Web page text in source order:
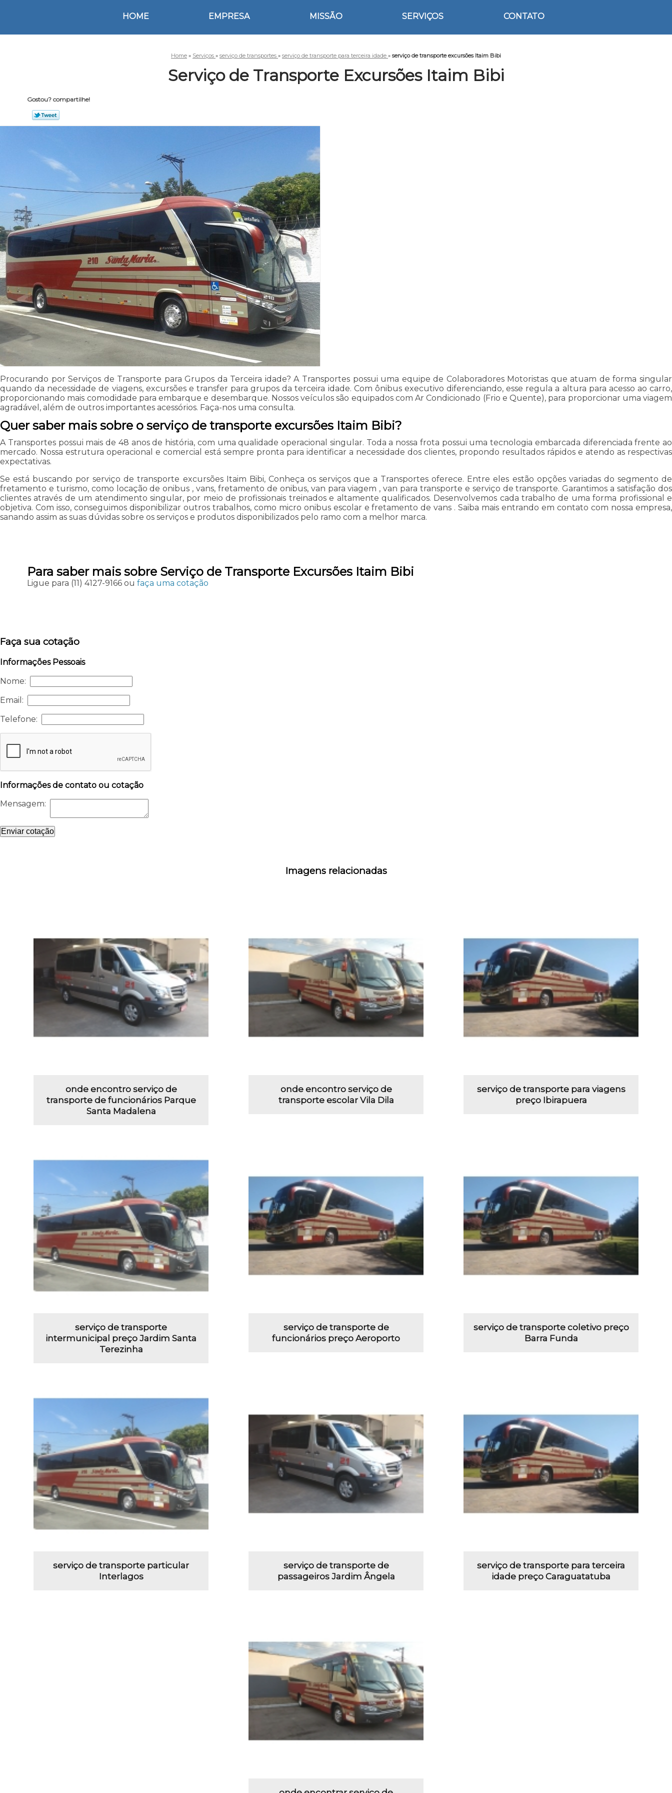
HOME EMPRESA MISSÃO SERVIÇOS CONTATO
Home » Serviços » serviço de transportes » serviço de transporte para terceira idade » serviço de transporte excursões Itaim Bibi
Serviço de Transporte Excursões Itaim Bibi
Gostou? compartilhe!
Procurando por Serviços de Transporte para Grupos da Terceira idade? A Transportes possui uma equipe de Colaboradores Motoristas que atuam de forma singular
quando da necessidade de viagens, excursões e transfer para grupos da terceira idade. Com ônibus executivo diferenciando, esse regula a altura para acesso ao carro,
proporcionando mais comodidade para embarque e desembarque. Nossos veículos são equipados com Ar Condicionado (Frio e Quente), para proporcionar uma viagem
agradável, além de outros importantes acessórios. Faça-nos uma consulta.
Quer saber mais sobre o serviço de transporte excursões Itaim Bibi?
A Transportes possui mais de 48 anos de história, com uma qualidade operacional singular. Toda a nossa frota possui uma tecnologia embarcada diferenciada frente ao
mercado. Nossa estrutura operacional e comercial está sempre pronta para identificar a necessidade dos clientes, propondo resultados rápidos e atendo as respectivas
expectativas.
Se está buscando por serviço de transporte excursões Itaim Bibi, Conheça os serviços que a Transportes oferece. Entre eles estão opções variadas do segmento de
fretamento e turismo, como locação de onibus , vans, fretamento de onibus, van para viagem , van para transporte e serviço de transporte. Garantimos a satisfação dos
clientes através de um atendimento singular, por meio de profissionais treinados e altamente qualificados. Desenvolvemos cada trabalho de uma forma profissional e
objetiva. Com isso, conseguimos disponibilizar outros trabalhos, como micro onibus escolar e fretamento de vans . Saiba mais entrando em contato com nossa empresa,
sanando assim as suas dúvidas sobre os serviços e produtos disponibilizados pelo ramo com a melhor marca.
Para saber mais sobre Serviço de Transporte Excursões Itaim Bibi
Ligue para (11) 4127-9166ou faça uma cotação
Faça sua cotação
Informações Pessoais
Nome:
Email:
Telefone:
Informações de contato ou cotação
Mensagem:
Enviar cotação
Imagens relacionadas
onde encontro serviço de
transporte de funcionários Parque
Santa Madalena
onde encontro serviço de
transporte escolar Vila Dila
serviço de transporte para viagens
preço Ibirapuera
serviço de transporte
intermunicipal preço Jardim Santa
Terezinha
serviço de transporte de
funcionários preço Aeroporto
serviço de transporte coletivo preço
Barra Funda
serviço de transporte particular
Interlagos
serviço de transporte de
passageiros Jardim Ângela
serviço de transporte para terceira
idade preço Caraguatatuba